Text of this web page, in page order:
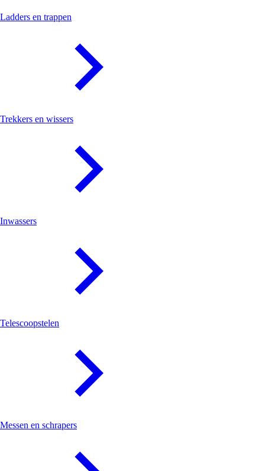
Ladders en trappen
Trekkers en wissers
Inwassers
Telescoopstelen
Messen en schrapers